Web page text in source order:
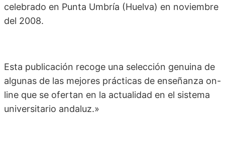
celebrado en Punta Umbría (Huelva) en noviembre
del 2008.
Esta publicación recoge una selección genuina de
algunas de las mejores prácticas de enseñanza on-
line que se ofertan en la actualidad en el sistema
universitario andaluz.»